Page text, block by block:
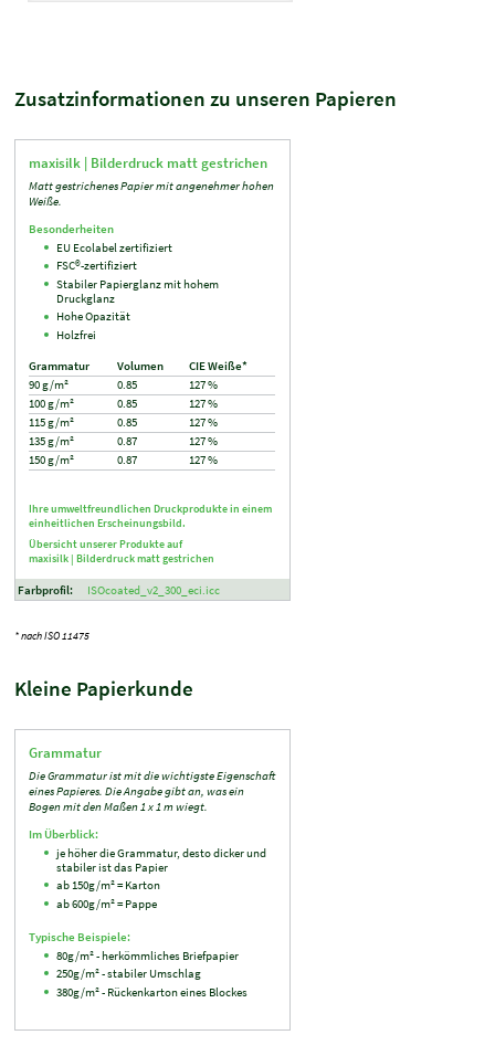
Zusatzinformationen zu unseren Papieren
maxisilk | Bilderdruck matt gestrichen
Matt gestrichenes Papier mit angenehmer hohen
Weiße.
Besonderheiten
EU Ecolabel zertifiziert
FSC®-zertifiziert
Stabiler Papierglanz mit hohem
Druckglanz
Hohe Opazität
Holzfrei
Farbprofil: ISOcoated_v2_300_eci.icc
Grammatur Volumen
CIE Weiße*
90 g/m²
0.85
127 %
100 g/m²
0.85
127 %
115 g/m²
0.85
127 %
135 g/m²
0.87
127 %
150 g/m²
0.87 127 %
Ihre umweltfreundlichen Druckprodukte in einem
einheitlichen Erscheinungsbild.
Übersicht unserer Produkte auf
maxisilk | Bilderdruck matt gestrichen
* nach ISO 11475
Kleine Papierkunde
Grammatur
Die Grammatur ist mit die wichtigste Eigenschaft
eines Papieres. Die Angabe gibt an, was ein
Bogen mit den Maßen 1 x 1 m wiegt.
Im Überblick:
je höher die Grammatur, desto dicker und
stabiler ist das Papier
ab 150g/m² = Karton
ab 600g/m² = Pappe
Typische Beispiele:
80g/m² - herkömmliches Briefpapier
250g/m² - stabiler Umschlag
380g/m² - Rückenkarton eines Blockes